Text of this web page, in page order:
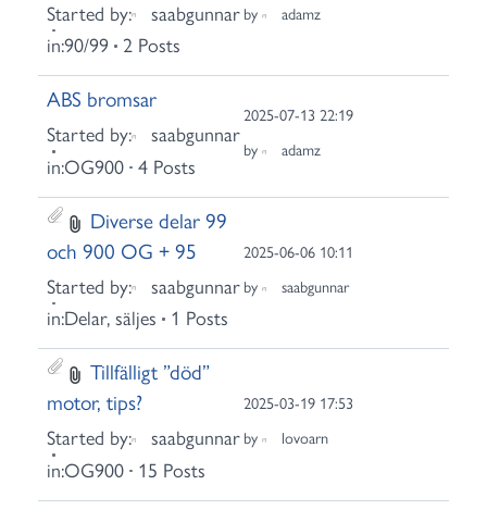
Started by:
saabgunnar
in:90/99 2 Posts
by
adamz
ABS bromsar
Started by:
saabgunnar
in:OG900 4 Posts
2025-07-13 22:19
by
adamz
Diverse delar 99
och 900 OG + 95
Started by:
saabgunnar
in:Delar, säljes 1 Posts
2025-06-06 10:11
by
saabgunnar
Tillfälligt ”död”
motor, tips?
Started by:
saabgunnar
in:OG900 15 Posts
2025-03-19 17:53
by
lovoarn